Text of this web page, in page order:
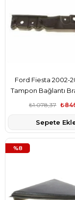
Ford Fiesta 2002-
Tampon Bağlantı
Orjinal Marka
₺1.078,37
Sepete
%8